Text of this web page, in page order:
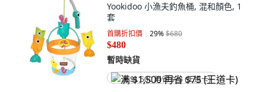
Yookidoo 小漁夫釣魚桶, 混和顏色, 1
套
首購折扣價 29%$680
$480
暫時缺貨
满 $1,500 再省 $75 (王道卡)